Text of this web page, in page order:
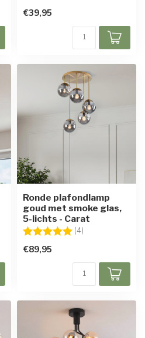
€39,95
Ronde plafondlamp
goud met smoke glas,
5-lichts - Carat
Beoordeling: (4)
€89,95